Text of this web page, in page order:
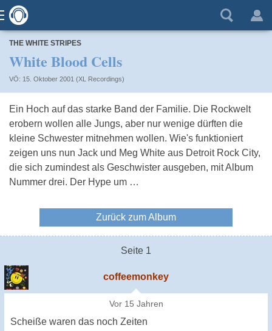
THE WHITE STRIPES
White Blood Cells
VÖ: 15. Oktober 2001 (XL Recordings)
Ein Hoch auf das starke Band der Familie. Die Rockwelt
erobern wollen alle Jungs, aber nur wenige dürften die
kleine Schwester mitnehmen wollen. Wie's funktioniert
zeigen uns nun Jack und Meg White aus Detroit Rock City,
die sich zumindest als Geschwister ausgeben, mit Album
Nummer drei. Der Hype um …
Zurück zum Album
Seite 1
coffeemonkey
Vor 15 Jahren
Scheiße waren das noch Zeiten